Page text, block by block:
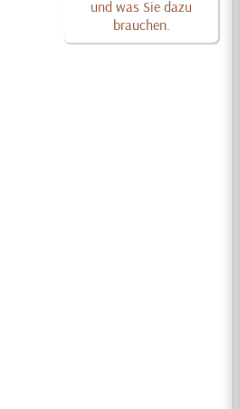
und was Sie dazu
brauchen.